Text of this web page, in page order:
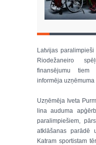
Latvijas
Riodežaneiro
finansējumu tiem
informēja uzņēmuma
Uzņēmēja Iveta
lina auduma
paralimpiešiem,
atklāšanas parādē
Katram sportistam